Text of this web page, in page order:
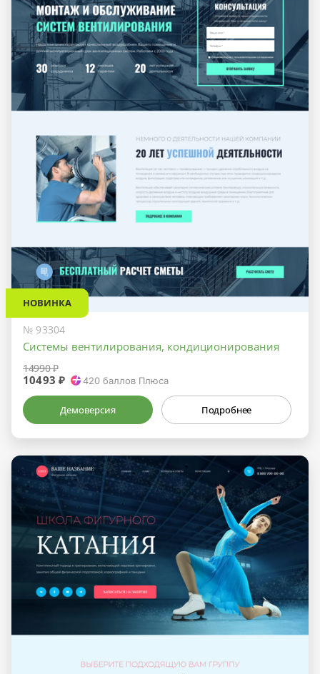
НОВИНКА
№ 93304
Системы вентилирования, кондиционирования
14990 ₽
10493 ₽ 420 баллов Плюса
Демоверсия Подробнее